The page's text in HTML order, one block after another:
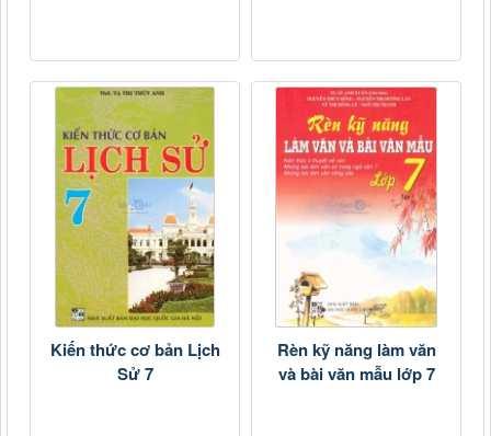
Kiến thức cơ bản Lịch
Sử 7
Rèn kỹ năng làm văn
và bài văn mẫu lớp 7